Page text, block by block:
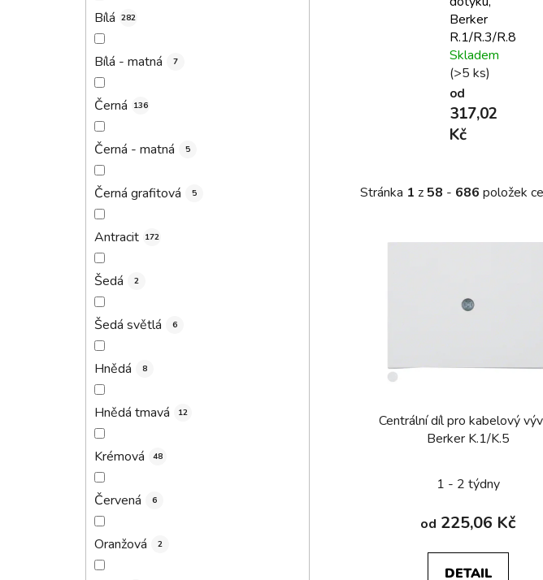
Bílá 282
Bílá - matná 7
Černá 136
Černá - matná 5
Černá grafitová 5
Antracit 172
Šedá 2
Šedá světlá 6
Hnědá 8
Hnědá tmavá 12
Krémová 48
Červená 6
Oranžová 2
Berker
R.1/R.3/R.8
Skladem
(>5 ks)
od
317,02
Kč
Stránka 1 z 58 - 686 položek
Centrální díl pro kabelový
Berker K.1/K.5
1 - 2 týdny
od 225,06 Kč
DETAIL